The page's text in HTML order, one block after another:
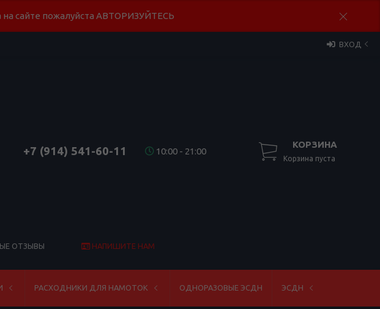
на сайте пожалуйста АВТОРИЗУЙТЕСЬ
ВХОД
+7 (914) 541-60-11 10:00 - 21:00
КОРЗИНА
Корзина пуста
ОТЗЫВЫ НАПИШИТЕ НАМ
РАСХОДНИКИ ДЛЯ НАМОТОК ОДНОРАЗОВЫЕ ЭСДН ЭСДН